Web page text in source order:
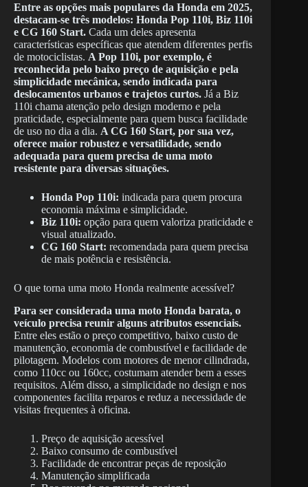
Entre as opções mais populares da Honda em 2025,
destacam-se três modelos: Honda Pop 110i, Biz 110i
e CG 160 Start. Cada um deles apresenta
características específicas que atendem diferentes perfis
de motociclistas. A Pop 110i, por exemplo, é
reconhecida pelo baixo preço de aquisição e pela
simplicidade mecânica, sendo indicada para
deslocamentos urbanos e trajetos curtos. Já a Biz
110i chama atenção pelo design moderno e pela
praticidade, especialmente para quem busca facilidade
de uso no dia a dia. A CG 160 Start, por sua vez,
oferece maior robustez e versatilidade, sendo
adequada para quem precisa de uma moto
resistente para diversas situações.
Honda Pop 110i: indicada para quem procura
economia máxima e simplicidade.
Biz 110i: opção para quem valoriza praticidade e
visual atualizado.
CG 160 Start: recomendada para quem precisa
de mais potência e resistência.
O que torna uma moto Honda realmente acessível?
Para ser considerada uma moto Honda barata, o
veículo precisa reunir alguns atributos essenciais.
Entre eles estão o preço competitivo, baixo custo de
manutenção, economia de combustível e facilidade de
pilotagem. Modelos com motores de menor cilindrada,
como 110cc ou 160cc, costumam atender bem a esses
requisitos. Além disso, a simplicidade no design e nos
componentes facilita reparos e reduz a necessidade de
visitas frequentes à oficina.
Preço de aquisição acessível
Baixo consumo de combustível
Facilidade de encontrar peças de reposição
Manutenção simplificada